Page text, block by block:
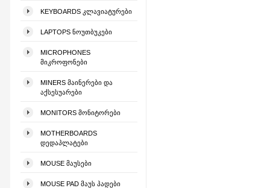
KEYBOARDS ᲙᲚᲐᲕᲘᲐᲢᲣᲠᲔᲑᲘ
LAPTOPS ᲜᲝᲣᲗᲑᲣᲙᲔᲑᲘ
MICROPHONES
ᲛᲘᲙᲠᲝᲤᲝᲜᲔᲑᲘ
MINERS ᲛᲐᲘᲜᲔᲠᲔᲑᲘ ᲓᲐ
ᲐᲥᲡᲔᲡᲣᲐᲠᲔᲑᲘ
MONITORS ᲛᲝᲜᲘᲢᲝᲠᲔᲑᲘ
MOTHERBOARDS
ᲓᲔᲓᲐᲞᲚᲐᲢᲔᲑᲘ
MOUSE ᲛᲐᲣᲡᲔᲑᲘ
MOUSE PAD ᲛᲐᲣᲡ ᲞᲐᲓᲔᲑᲘ